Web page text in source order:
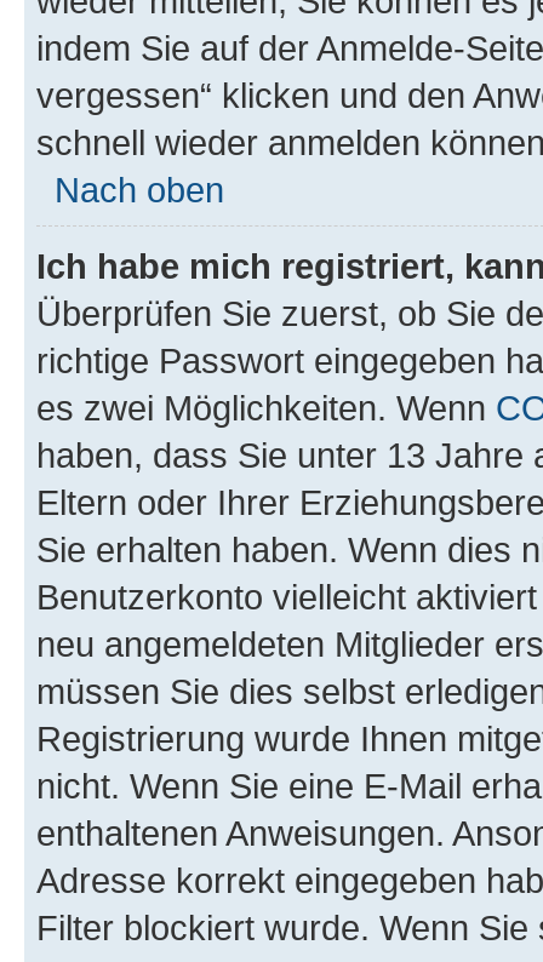
indem Sie auf der Anmelde-
vergessen“ klicken und den
schnell wieder anmelden
Nach oben
Ich habe mich registriert,
Überprüfen Sie zuerst, ob Sie
richtige Passwort eingegeben
es zwei Möglichkeiten. Wenn
haben, dass Sie unter 13 Jahre
Eltern oder Ihrer
Sie erhalten haben. Wenn dies
Benutzerkonto vielleicht
neu angemeldeten Mitglieder
müssen Sie dies selbst
Registrierung wurde Ihnen
nicht. Wenn Sie eine E-Mail
enthaltenen Anweisungen.
Adresse korrekt eingegeben
Filter blockiert wurde. Wenn